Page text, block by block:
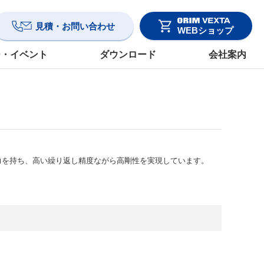
見積・お問い合わせ WEBショップ
イベント ダウンロード 会社案内
持ち、高い繰り返し精度ながら高剛性を実現しています。